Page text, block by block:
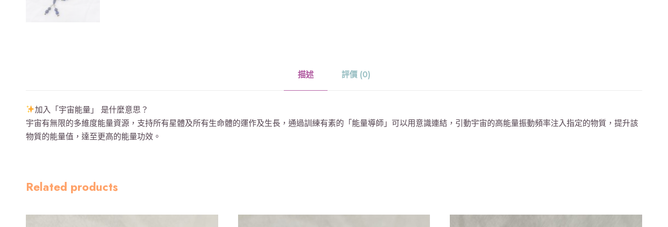
描述 評價 (0)
加入「宇宙能量」 是什麼意思？
宇宙有無限的多維度能量資源，支持所有星體及所有生命體的運作及生長，通過訓練有素的「能量導師」可以用意識連結，引動宇宙的高能量振動頻率注入指定的物質，提升該
物質的能量值，達至更高的能量功效。
Related products